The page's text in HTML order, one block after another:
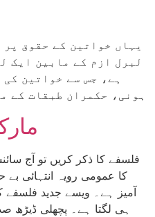
یہاں خواتین کے حقوق پر
لبرل ازم کے مابین ایک
ہے، جس سے خواتین
ہونی، حکمران طبقات کے
فلسفے کا ذکر کریں تو آج
کا عمومی رویہ انتہائی بے
آمیز ہے۔ ویسے جدید
ہی لگتا ہے۔ پچھلی ڈیڑھ